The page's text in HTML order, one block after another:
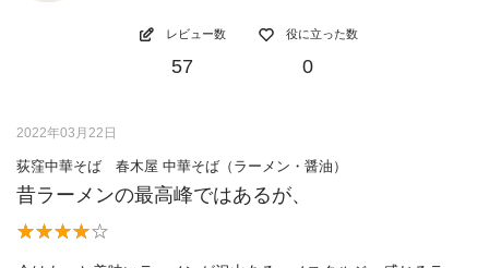
レビュー数
57
役に立った数
0
2022年03月22日
荻窪中華そば 春木屋 中華そば（ラーメン・醤油）
昔ラーメンの最高峰ではあるが、